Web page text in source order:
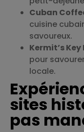
Cuban
cuisine
savoureux.
Kermit’s Key
pour
locale.
sites
pas